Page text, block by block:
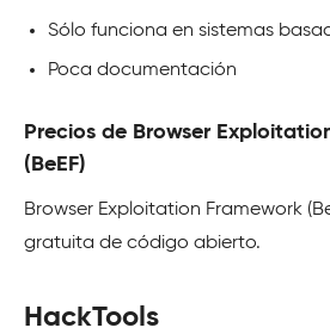
Sólo funciona en sistemas
Poca documentación
Precios de Browser
(BeEF)
Browser Exploitation Framework
gratuita de código abierto.
HackTools